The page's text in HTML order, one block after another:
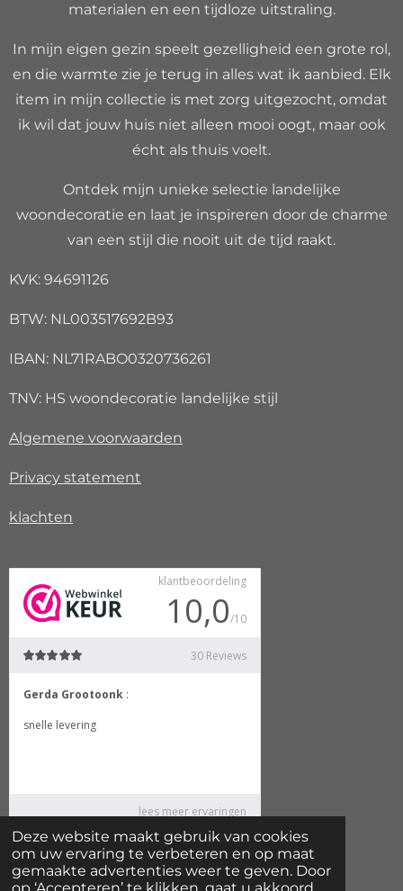
Deze website maakt gebruik van cookies
om uw ervaring te verbeteren en op maat
gemaakte advertenties weer te geven. Door
materialen en een tijdloze uitstraling.
In mijn eigen gezin speelt gezelligheid een grote rol,
en die warmte zie je terug in alles wat ik aanbied. Elk
item in mijn collectie is met zorg uitgezocht, omdat
ik wil dat jouw huis niet alleen mooi oogt, maar ook
écht als thuis voelt.
Ontdek mijn unieke selectie landelijke
woondecoratie en laat je inspireren door de charme
van een stijl die nooit uit de tijd raakt.
KVK: 94691126
BTW: NL003517692B93
IBAN: NL71RABO0320736261
TNV: HS woondecoratie landelijke stijl
Algemene voorwaarden
Privacy statement
klachten
© 2024 HS woondecoratie landelijke stijl
Powered byJouwWeb